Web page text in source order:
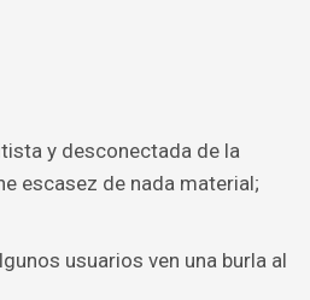
y desconectada de la
escasez de nada material;
usuarios ven una burla al